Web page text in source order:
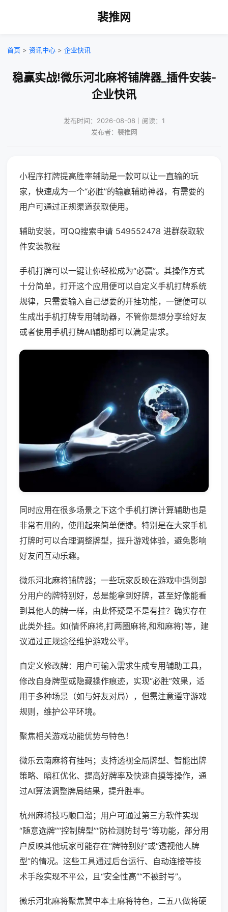
裴推网
首页 > 资讯中心 > 企业快讯
稳赢实战!微乐河北麻将铺牌器_插件安装-
企业快讯
发布时间：2026-08-08｜阅读：1
发布者：裴推网
小程序打牌提高胜率辅助是一款可以让一直输的玩
家，快速成为一个“必胜”的输赢辅助神器，有需要的
用户可通过正规渠道获取使用。
辅助安装，可QQ搜索申请 549552478 进群获取软
件安装教程
手机打牌可以一键让你轻松成为“必赢”。其操作方式
十分简单，打开这个应用便可以自定义手机打牌系统
规律，只需要输入自己想要的开挂功能，一键便可以
生成出手机打牌专用辅助器，不管你是想分享给好友
或者使用手机打牌AI辅助都可以满足需求。
同时应用在很多场景之下这个手机打牌计算辅助也是
非常有用的，使用起来简单便捷。特别是在大家手机
打牌时可以合理调整牌型，提升游戏体验，避免影响
好友间互动乐趣。
微乐河北麻将铺牌器；一些玩家反映在游戏中遇到部
分用户的牌特别好，总是能拿到好牌，甚至好像能看
到其他人的牌一样，由此怀疑是不是有挂？确实存在
此类外挂。如(情怀麻将,打两圈麻将,和和麻将)等，建
议通过正规途径维护游戏公平。
自定义修改牌：用户可输入需求生成专用辅助工具，
修改自身牌型或隐藏操作痕迹，实现“必胜”效果，适
用于多种场景（如与好友对局），但需注意遵守游戏
规则，维护公平环境。
聚焦相关游戏功能优势与特色！
微乐云南麻将有挂吗；支持透视全局牌型、智能出牌
策略、暗杠优化、提高好牌率及快速自摸等操作，通
过AI算法调整牌局结果，提升胜率。
杭州麻将技巧顺口溜；用户可通过第三方软件实现
“随意选牌”“控制牌型”“防检测防封号”等功能，部分用
户反映其他玩家可能存在“牌特别好”或“透视他人牌
型”的情况。这些工具通过后台运行、自动连接等技
术手段实现不平公，且“安全性高”“不被封号”。
微乐河北麻将聚焦冀中本土麻将特色，二五八做将硬